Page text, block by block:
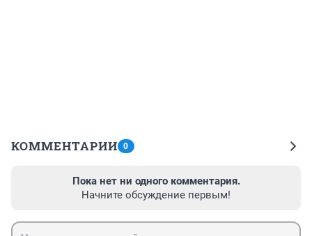
КОММЕНТАРИИ 0
Пока нет ни одного комментария.
Начните обсуждение первым!